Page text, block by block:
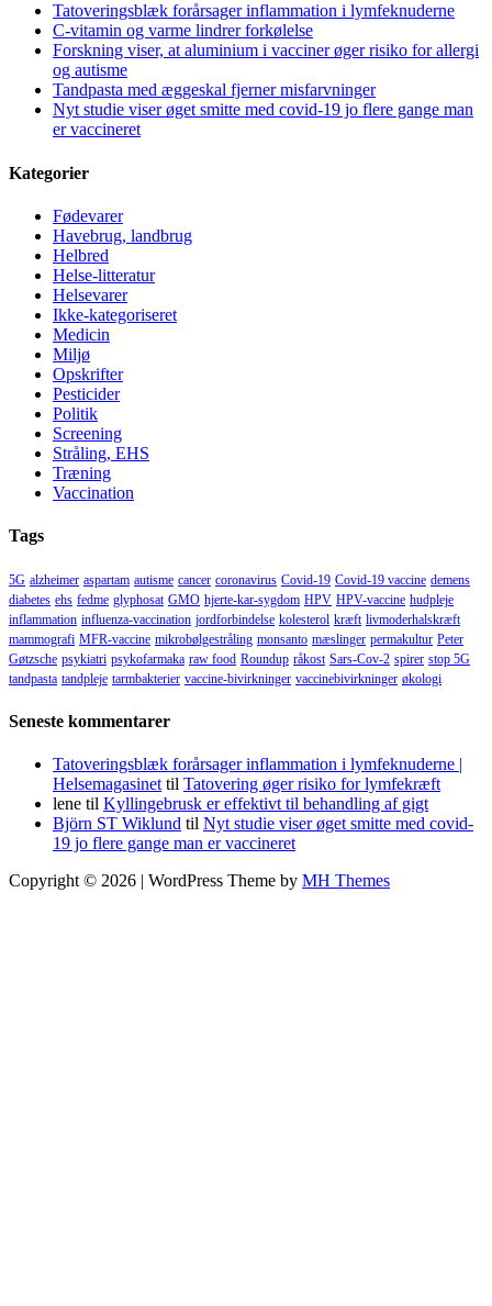
Tatoveringsblæk forårsager inflammation i lymfeknuderne
C-vitamin og varme lindrer forkølelse
Forskning viser, at aluminium i vacciner øger risiko for allergi
og autisme
Tandpasta med æggeskal fjerner misfarvninger
Nyt studie viser øget smitte med covid-19 jo flere gange man
er vaccineret
Kategorier
Fødevarer
Havebrug, landbrug
Helbred
Helse-litteratur
Helsevarer
Ikke-kategoriseret
Medicin
Miljø
Opskrifter
Pesticider
Politik
Screening
Stråling, EHS
Træning
Vaccination
Tags
5G alzheimer aspartam autisme cancer coronavirus Covid-19 Covid-19 vaccine demens
diabetes ehs fedme glyphosat GMO hjerte-kar-sygdom HPV HPV-vaccine hudpleje
inflammation influenza-vaccination jordforbindelse kolesterol kræft livmoderhalskræft
mammografi MFR-vaccine mikrobølgestråling monsanto mæslinger permakultur Peter
Gøtzsche psykiatri psykofarmaka raw food Roundup råkost Sars-Cov-2 spirer stop 5G
tandpasta tandpleje tarmbakterier vaccine-bivirkninger vaccinebivirkninger økologi
Seneste kommentarer
Tatoveringsblæk forårsager inflammation i lymfeknuderne |
Helsemagasinet til Tatovering øger risiko for lymfekræft
lene til Kyllingebrusk er effektivt til behandling af gigt
Björn ST Wiklund til Nyt studie viser øget smitte med covid-
19 jo flere gange man er vaccineret
Copyright © 2026 | WordPress Theme by MH Themes